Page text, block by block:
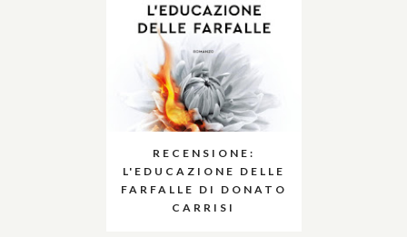
RECENSIONE:
L'EDUCAZIONE DELLE
FARFALLE DI DONATO
CARRISI